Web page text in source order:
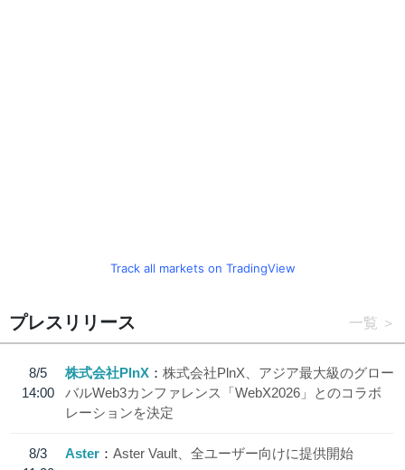
Track all markets on TradingView
プレスリリース 一覧
8/5
14:00
株式会社PlnX
株式会社PlnX、アジア最大級のグロー
バルWeb3カンファレンス「WebX2026」とのコラボ
レーションを決定
8/3
Aster Aster Vault、全ユーザー向けに提供開始